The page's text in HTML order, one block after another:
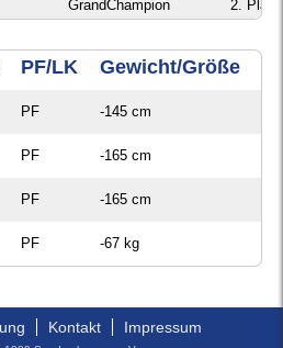
GrandChampion
2. Platz
PF/LK Gewicht/Größe
PF -145 cm
PF -165 cm
PF -165 cm
PF -67 kg
Kontakt Impressum